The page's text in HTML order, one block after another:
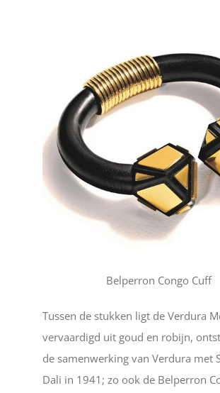
Belperron Congo Cuff
Tussen de stukken ligt de Verdura
vervaardigd uit goud en robijn,
de samenwerking van Verdura met
Dali in 1941; zo ook de Belperron